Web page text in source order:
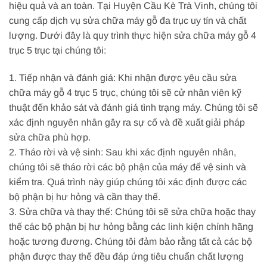
hiệu quả và an toàn. Tại Huyện Cầu Kè Trà Vinh, chúng tôi
cung cấp dịch vụ sửa chữa máy gỗ đa trục uy tín và chất
lượng. Dưới đây là quy trình thực hiện sửa chữa máy gỗ 4
trục 5 trục tại chúng tôi:
1. Tiếp nhận và đánh giá: Khi nhận được yêu cầu sửa
chữa máy gỗ 4 trục 5 trục, chúng tôi sẽ cử nhân viên kỹ
thuật đến khảo sát và đánh giá tình trạng máy. Chúng tôi sẽ
xác định nguyên nhân gây ra sự cố và đề xuất giải pháp
sửa chữa phù hợp.
2. Tháo rời và vệ sinh: Sau khi xác định nguyên nhân,
chúng tôi sẽ tháo rời các bộ phận của máy để vệ sinh và
kiểm tra. Quá trình này giúp chúng tôi xác định được các
bộ phận bị hư hỏng và cần thay thế.
3. Sửa chữa và thay thế: Chúng tôi sẽ sửa chữa hoặc thay
thế các bộ phận bị hư hỏng bằng các linh kiện chính hãng
hoặc tương đương. Chúng tôi đảm bảo rằng tất cả các bộ
phận được thay thế đều đáp ứng tiêu chuẩn chất lượng